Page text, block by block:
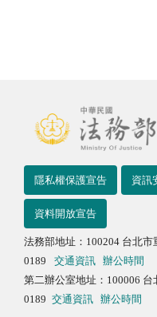
隱私權保護宣告 資訊
資料開放宣告
法務部地址：100204 台北
0189
交通資訊
辦公時間
第二辦公室地址：100006
0189 交通資訊 辦公時間